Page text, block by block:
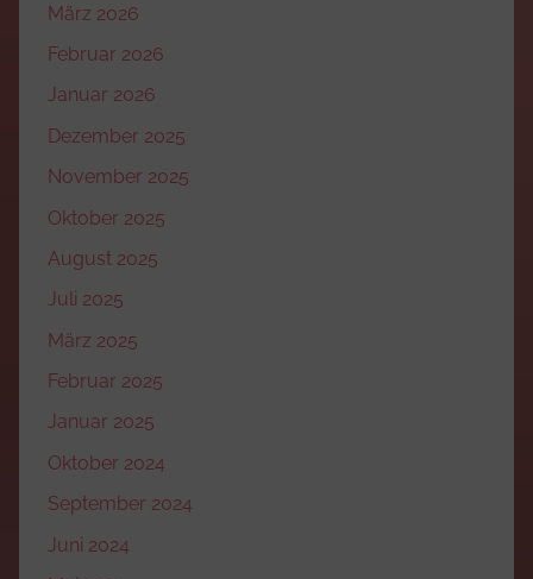
März 2026
Februar 2026
Januar 2026
Dezember 2025
November 2025
Oktober 2025
August 2025
Juli 2025
März 2025
Februar 2025
Januar 2025
Oktober 2024
September 2024
Juni 2024